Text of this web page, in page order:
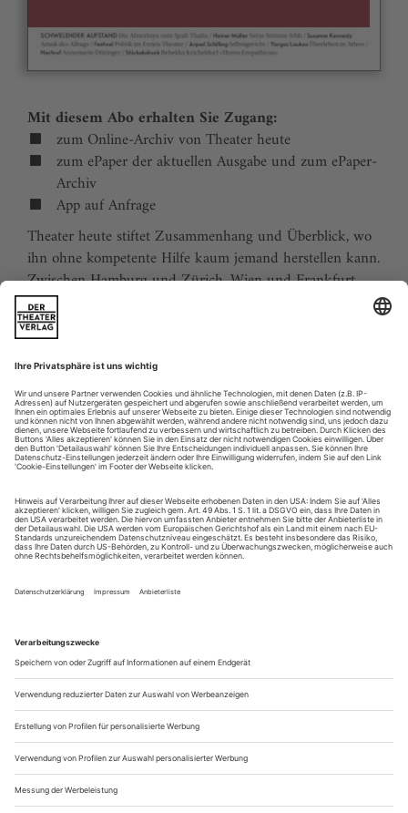
Mit diesem Abo erhalten Sie Zugang:
zum Online-Archiv von Theater heute
zum ePaper der aktuellen Ausgabe und zum ePaper-
Archiv
App auf Anfrage
Theater heute stiftet Zusammenhang und Überblick, wo
ihn ohne kompetente Hilfe kaum jemand herstellen kann.
Zwischen Hamburg und Zürich, Wien und Frankfurt,
Jena und Aachen gibt es wie nirgends auf der Welt eine
dichte, vielfältige und produktive Theaterszene. Mit
Theater heute sind Sie jederzeit über die wichtigsten
Ereignisse informiert. Theater heute erscheint 12-mal im
Jahr mit einem Doppelheft im Juli und dem Jahrbuch im
August.
Sie erhalten Zugang zum Online-Archiv von Theater
heute und können sowohl das aktuelle ePaper als auch
das ePaper-Archiv über Ihren Account auf www.der-
theaterverlag.de einsehen. Zugang zur App auf Anfrage.
Das Abonnement hat eine Laufzeit von einem Monat und
verlängert sich jeweils um einen weiteren Monat, sofern
es nicht vom Kunden auf der Seite „Mein Konto/Meine
Bestellungen“ auf www.der-theaterverlag.de gekündigt
in Kraft.
Aus steuerlichen Gründen abweichende Preise für Käufe
außerhalb Deutschlands (Endpreis vor Auslösen der Bestellung
ersichtlich)